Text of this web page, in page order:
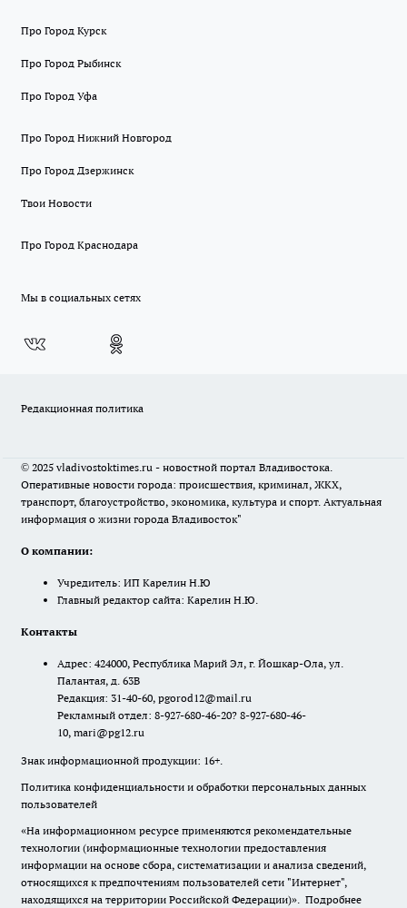
Про Город Курск
Про Город Рыбинск
Про Город Уфа
Про Город Нижний Новгород
Про Город Дзержинск
Твои Новости
Про Город Краснодара
Мы в социальных сетях
Редакционная политика
© 2025 vladivostoktimes.ru - новостной портал Владивостока.
Оперативные новости города: происшествия, криминал, ЖКХ,
транспорт, благоустройство, экономика, культура и спорт. Актуальная
информация о жизни города Владивосток"
О компании:
Учредитель: ИП Карелин Н.Ю
Главный редактор сайта: Карелин Н.Ю.
Контакты
Адрес: 424000, Республика Марий Эл, г. Йошкар-Ола, ул.
Палантая, д. 63В
Редакция: 31-40-60, pgorod12@mail.ru
Рекламный отдел: 8-927-680-46-20? 8-927-680-46-
10, mari@pg12.ru
Знак информационной продукции: 16+.
Политика конфиденциальности и обработки персональных данных
пользователей
«На информационном ресурсе применяются рекомендательные
технологии (информационные технологии предоставления
информации на основе сбора, систематизации и анализа сведений,
относящихся к предпочтениям пользователей сети "Интернет",
находящихся на территории Российской Федерации)». Подробнее